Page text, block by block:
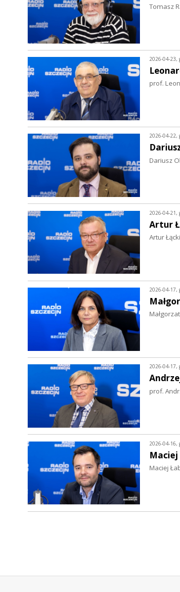
Tomasz
2026-04-23,
prof.
2026-04-22,
Dariusz
2026-04-21,
Artur
Artur
2026-04-17,
2026-04-17,
prof.
2026-04-16,
Maciej
Maciej